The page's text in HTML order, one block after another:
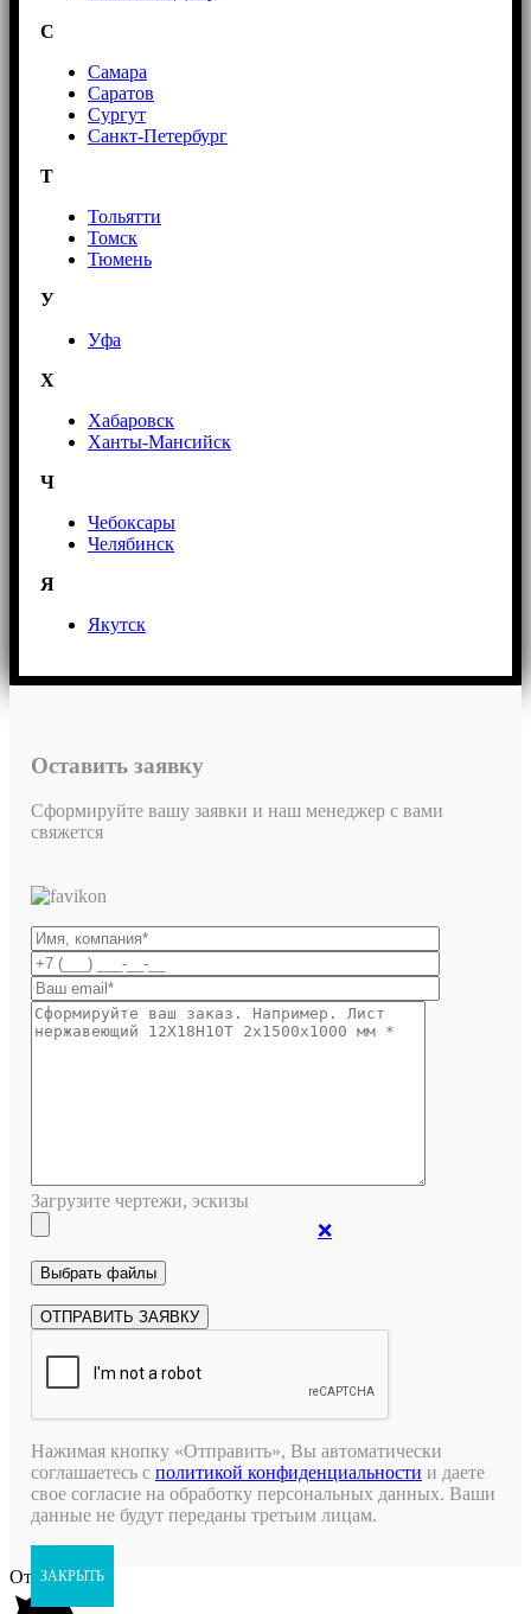
С
Самара
Саратов
Сургут
Санкт-Петербург
Т
Тольятти
Томск
Тюмень
У
Уфа
Х
Хабаровск
Ханты-Мансийск
Ч
Чебоксары
Челябинск
Я
Якутск
Оставить заявку
Сформируйте вашу заявки и наш менеджер с вами
свяжется
Загрузите чертежи, эскизы
❌
Нажимая кнопку «Отправить», Вы автоматически
соглашаетесь с политикой конфиденциальности и даете
свое согласие на обработку персональных данных. Ваши
данные не будут переданы третьим лицам.
ЗАКРЫТЬ
Открыть чат